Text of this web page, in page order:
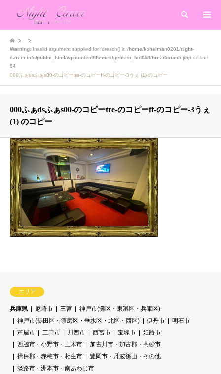
検索
Warning: Invalid argument supplied for foreach() in /home/koheiman0201/night-
career.info/public_html/wp-content/themes/gensen_tcd050/breadcrumb.php on line
94
000ふぁdsふぁs00-のコピーtre-のコピーff-のコピー-3うぇ (1) のコピー
000ふぁdsふぁs00-のコピーtre-のコピーff-のコピー-3うぇ
(1) のコピー
エリア
兵庫県 尼崎市 三宮
神戸市(灘区・東灘区・兵庫区)
神戸市(長田区・須磨区・垂水区・北区・西区)
伊丹市
明石市
芦屋市
三田市 川西市 西宮市 宝塚市
姫路市
西脇市・小野市・三木市
加古川市・加古郡・高砂市
揖保郡・赤穂市・相生市
豊岡市・丹波篠山・その他
淡路市・洲本市・南あわじ市